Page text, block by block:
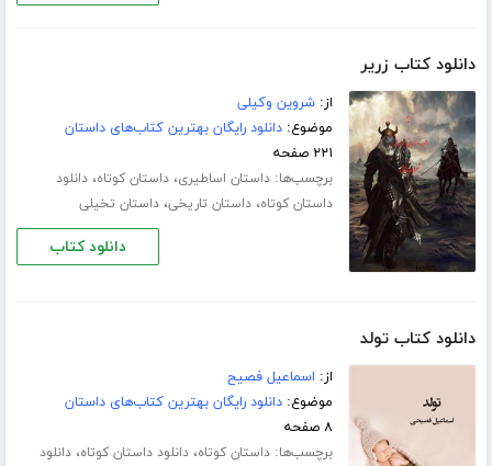
دانلود کتاب زریر
از:شروین وکیلی
موضوع:دانلود رایگان بهترین کتاب‌های داستان
۲۲۱ صفحه
برچسب‌ها:داستان اساطیری،داستان کوتاه،دانلود
داستان کوتاه،داستان تاریخی،داستان تخیلی
دانلود کتاب
دانلود کتاب تولد
از: اسماعیل فصیح
موضوع:دانلود رایگان بهترین کتاب‌های داستان
۸ صفحه
برچسب‌ها:داستان کوتاه،دانلود داستان کوتاه،دانلود